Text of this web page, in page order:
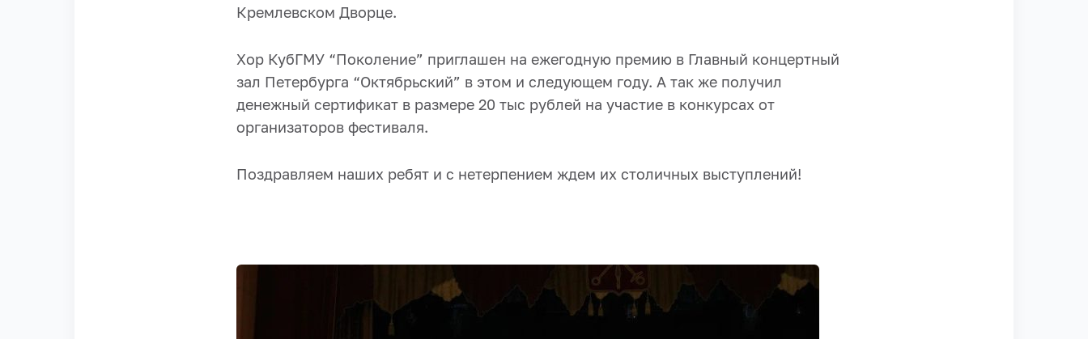
Кремлевском Дворце.
Хор КубГМУ “Поколение” приглашен на ежегодную премию в Главный концертный
зал Петербурга “Октябрьский” в этом и следующем году. А так же получил
денежный сертификат в размере 20 тыс рублей на участие в конкурсах от
организаторов фестиваля.
Поздравляем наших ребят и с нетерпением ждем их столичных выступлений!